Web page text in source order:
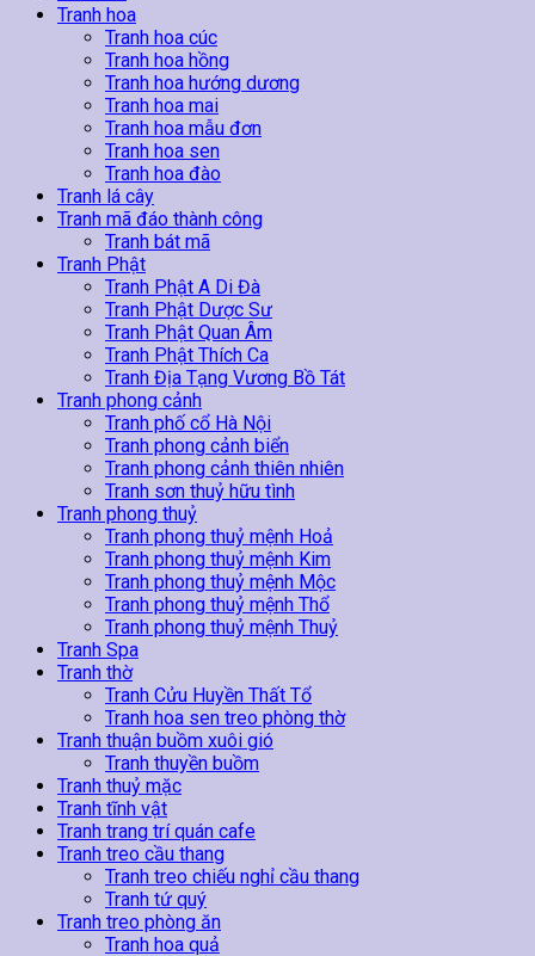
Tranh hoa
Tranh hoa cúc
Tranh hoa hồng
Tranh hoa hướng dương
Tranh hoa mai
Tranh hoa mẫu đơn
Tranh hoa sen
Tranh hoa đào
Tranh lá cây
Tranh mã đáo thành công
Tranh bát mã
Tranh Phật
Tranh Phật A Di Đà
Tranh Phật Dược Sư
Tranh Phật Quan Âm
Tranh Phật Thích Ca
Tranh Địa Tạng Vương Bồ Tát
Tranh phong cảnh
Tranh phố cổ Hà Nội
Tranh phong cảnh biển
Tranh phong cảnh thiên nhiên
Tranh sơn thuỷ hữu tình
Tranh phong thuỷ
Tranh phong thuỷ mệnh Hoả
Tranh phong thuỷ mệnh Kim
Tranh phong thuỷ mệnh Mộc
Tranh phong thuỷ mệnh Thổ
Tranh phong thuỷ mệnh Thuỷ
Tranh Spa
Tranh thờ
Tranh Cửu Huyền Thất Tổ
Tranh hoa sen treo phòng thờ
Tranh thuận buồm xuôi gió
Tranh thuyền buồm
Tranh thuỷ mặc
Tranh tĩnh vật
Tranh trang trí quán cafe
Tranh treo cầu thang
Tranh treo chiếu nghỉ cầu thang
Tranh tứ quý
Tranh treo phòng ăn
Tranh hoa quả